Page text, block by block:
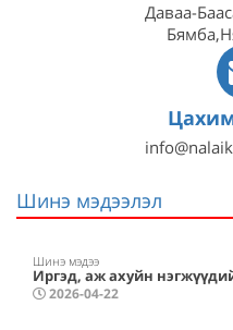
Даваа-
Шинэ мэдээлэл
Шинэ мэдээ
Иргэд, аж ахуйн
2026-04-22